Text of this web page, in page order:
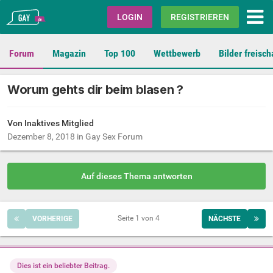
Gay.de LOGIN REGISTRIEREN
Forum Magazin Top 100 Wettbewerb Bilder
Worum gehts dir beim blasen ?
Von Inaktives Mitglied
Dezember 8, 2018 in Gay Sex Forum
Auf dieses Thema antworten
VORHERIGE NÄCHSTE
Seite 1 von 4
Dies ist ein beliebter Beitrag.